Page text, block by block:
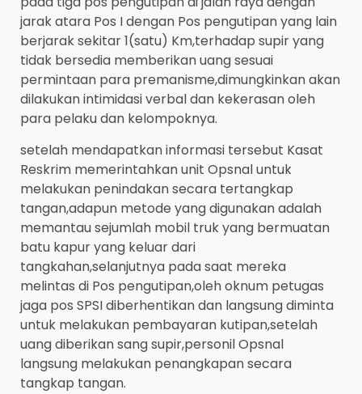
jarak atara Pos I dengan Pos pengutipan yang lain
berjarak sekitar 1(satu) Km,terhadap supir yang
tidak bersedia memberikan uang sesuai
permintaan para premanisme,dimungkinkan akan
dilakukan intimidasi verbal dan kekerasan oleh
para pelaku dan kelompoknya.
setelah mendapatkan informasi tersebut Kasat
Reskrim memerintahkan unit Opsnal untuk
melakukan penindakan secara tertangkap
tangan,adapun metode yang digunakan adalah
memantau sejumlah mobil truk yang bermuatan
batu kapur yang keluar dari
tangkahan,selanjutnya pada saat mereka
melintas di Pos pengutipan,oleh oknum petugas
jaga pos SPSI diberhentikan dan langsung diminta
untuk melakukan pembayaran kutipan,setelah
uang diberikan sang supir,personil Opsnal
langsung melakukan penangkapan secara
tangkap tangan.